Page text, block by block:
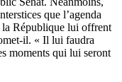
que l’agenda
la République lui offrent
il. « Il lui faudra
moments qui lui seront